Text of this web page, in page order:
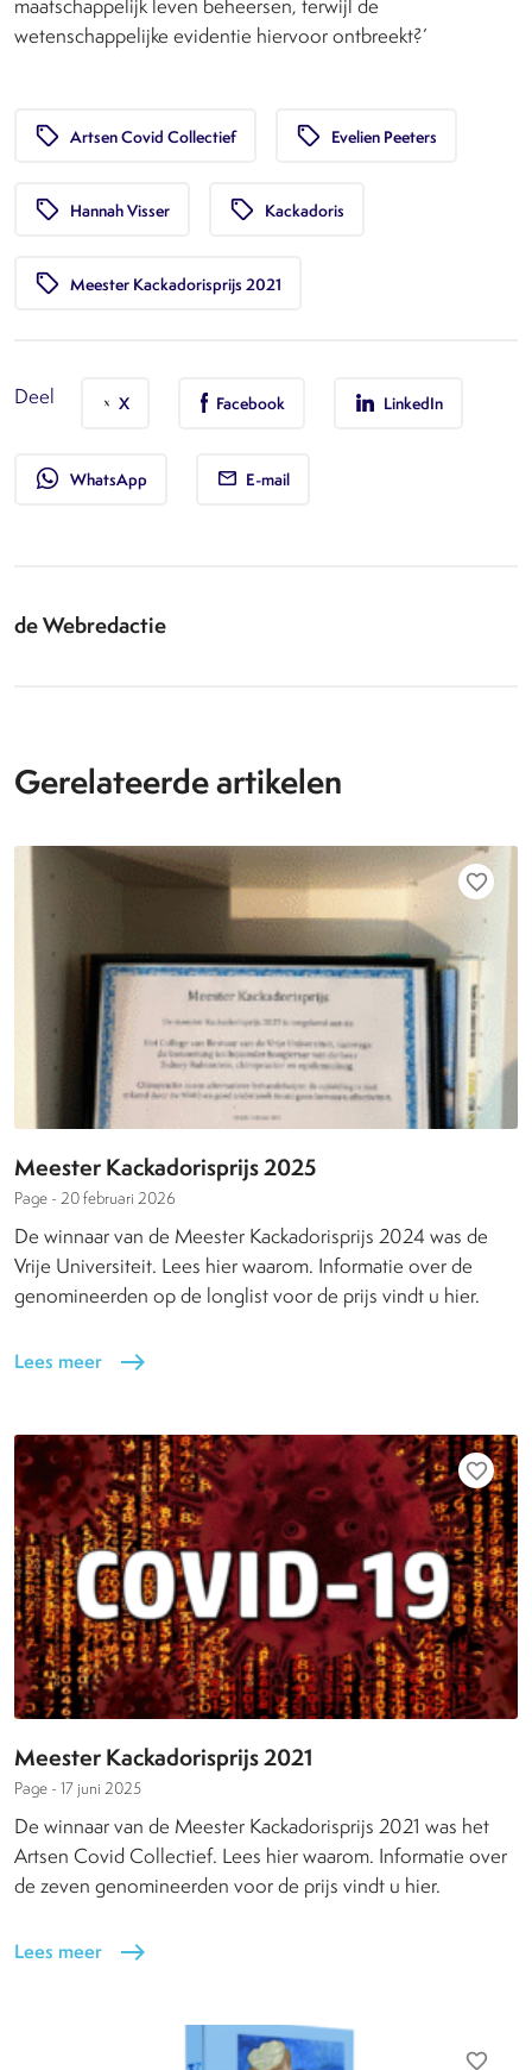
maatschappelijk leven beheersen, terwijl de
wetenschappelijke evidentie hiervoor ontbreekt?’
local_offer Artsen Covid Collectief local_offer Evelien Peeters
local_offer Hannah Visser local_offer Kackadoris
local_offer Meester Kackadorisprijs 2021
Deel X Facebook LinkedIn
whatsapp WhatsApp E-mail
de Webredactie
Gerelateerde artikelen
favorite_border
Meester Kackadorisprijs 2025
Page - 20 februari 2026
De winnaar van de Meester Kackadorisprijs 2024 was de
Vrije Universiteit. Lees hier waarom. Informatie over de
genomineerden op de longlist voor de prijs vindt u hier.
Lees meer east
favorite_border
Meester Kackadorisprijs 2021
Page - 17 juni 2025
De winnaar van de Meester Kackadorisprijs 2021 was het
Artsen Covid Collectief. Lees hier waarom. Informatie over
de zeven genomineerden voor de prijs vindt u hier.
Lees meer east
favorite_border